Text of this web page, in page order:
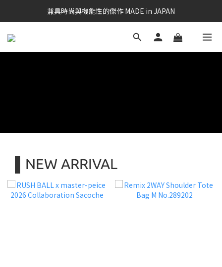
兼具時尚與機能性的傑作 MADE in JAPAN
▌NEW ARRIVAL